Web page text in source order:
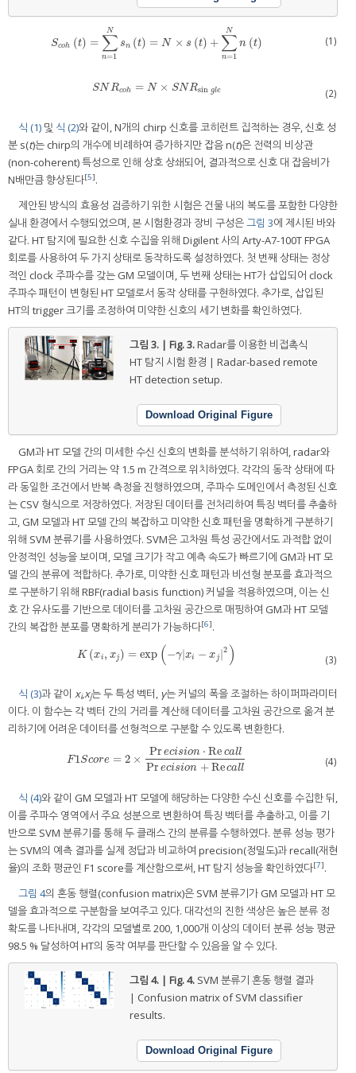
Scoh (t) = ∑
n=1
N
sn (t) = N × s (t) + ∑
n=1
N
n (t)
S co ht= ∑n= 1Ns nt =N×s + ∑n= 1N nt (1)
SN Rcoh = N × SNRsin gle
SNRc oh=N× SNRsingle (2)
식 (1) 및 식 (2)와 같이, N개의 chirp 신호를 코히런트 집적하는 경우, 신호 성
분 s(t)는 chirp의 개수에 비례하여 증가하지만 잡음 n(t)은 전력의 비상관
(non-coherent) 특성으로 인해 상호 상쇄되어, 결과적으로 신호 대 잡음비가
N배만큼 향상된다[5].
제안된 방식의 효용성 검증하기 위한 시험은 건물 내의 복도를 포함한 다양한
실내 환경에서 수행되었으며, 본 시험환경과 장비 구성은그림 3에 제시된 바와
같다. HT 탐지에 필요한 신호 수집을 위해 Digilent 사의 Arty-A7-100T FPGA
회로를 사용하여 두 가지 상태로 동작하도록 설정하였다. 첫 번째 상태는 정상
적인 clock 주파수를 갖는 GM 모델이며, 두 번째 상태는 HT가 삽입되어 clock
주파수 패턴이 변형된 HT 모델로서 동작 상태를 구현하였다. 추가로, 삽입된
HT의 trigger 크기를 조정하여 미약한 신호의 세기 변화를 확인하였다.
그림 3. | Fig. 3.Radar를 이용한 비접촉식
HT 탐지 시험 환경 | Radar-based remote
HT detection setup.
Download Original Figure
GM과 HT 모델 간의 미세한 수신 신호의 변화를 분석하기 위하여, radar와
FPGA 회로 간의 거리는 약 1.5 m 간격으로 위치하였다. 각각의 동작 상태에 따
라 동일한 조건에서 반복 측정을 진행하였으며, 주파수 도메인에서 측정된 신호
는 CSV 형식으로 저장하였다. 저장된 데이터를 전처리하여 특징 벡터를 추출하
고, GM 모델과 HT 모델 간의 복잡하고 미약한 신호 패턴을 명확하게 구분하기
위해 SVM 분류기를 사용하였다. SVM은 고차원 특성 공간에서도 과적합 없이
안정적인 성능을 보이며, 모델 크기가 작고 예측 속도가 빠르기에 GM과 HT 모
델 간의 분류에 적합하다. 추가로, 미약한 신호 패턴과 비선형 분포를 효과적으
로 구분하기 위해 RBF(radial basis function) 커널을 적용하였으며, 이는 신
호 간 유사도를 기반으로 데이터를 고차원 공간으로 매핑하여 GM과 HT 모델
간의 복잡한 분포를 명확하게 분리가 가능하다[6].
K (xi , xj ) = exp (−γ |xi − x j |2 )
Kx i,xj =exp − γxi− xj2 (3)
식 (3)과 같이 xi,xj는 두 특성 벡터, γ는 커널의 폭을 조절하는 하이퍼파라미터
이다. 이 함수는 각 벡터 간의 거리를 계산해 데이터를 고차원 공간으로 옮겨 분
리하기에 어려운 데이터를 선형적으로 구분할 수 있도록 변환한다.
F1Score = 2 ×
Pr ecision ⋅ Re call
Pr ecision + Recall
F1Score=2×Preci sion⋅RecallPrecision+Re (4)
식 (4)와 같이 GM 모델과 HT 모델에 해당하는 다양한 수신 신호를 수집한 뒤,
이를 주파수 영역에서 주요 성분으로 변환하여 특징 벡터를 추출하고, 이를 기
반으로 SVM 분류기를 통해 두 클래스 간의 분류를 수행하였다. 분류 성능 평가
는 SVM의 예측 결과를 실제 정답과 비교하여 precision(정밀도)과 recall(재현
율)의 조화 평균인 F1 score를 계산함으로써, HT 탐지 성능을 확인하였다[7].
그림 4의 혼동 행렬(confusion matrix)은 SVM 분류기가 GM 모델과 HT 모
델을 효과적으로 구분함을 보여주고 있다. 대각선의 진한 색상은 높은 분류 정
확도를 나타내며, 각각의 모델별로 200, 1,000개 이상의 데이터 분류 성능 평균
98.5 % 달성하여 HT의 동작 여부를 판단할 수 있음을 알 수 있다.
그림 4. | Fig. 4. SVM 분류기 혼동 행렬 결과
| Confusion matrix of SVM classifier
results.
Download Original Figure